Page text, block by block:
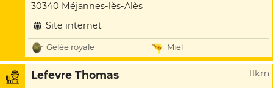
30340 Méjannes-lès-Alès
Site internet
Gelée royale Miel
Lefevre Thomas 11km